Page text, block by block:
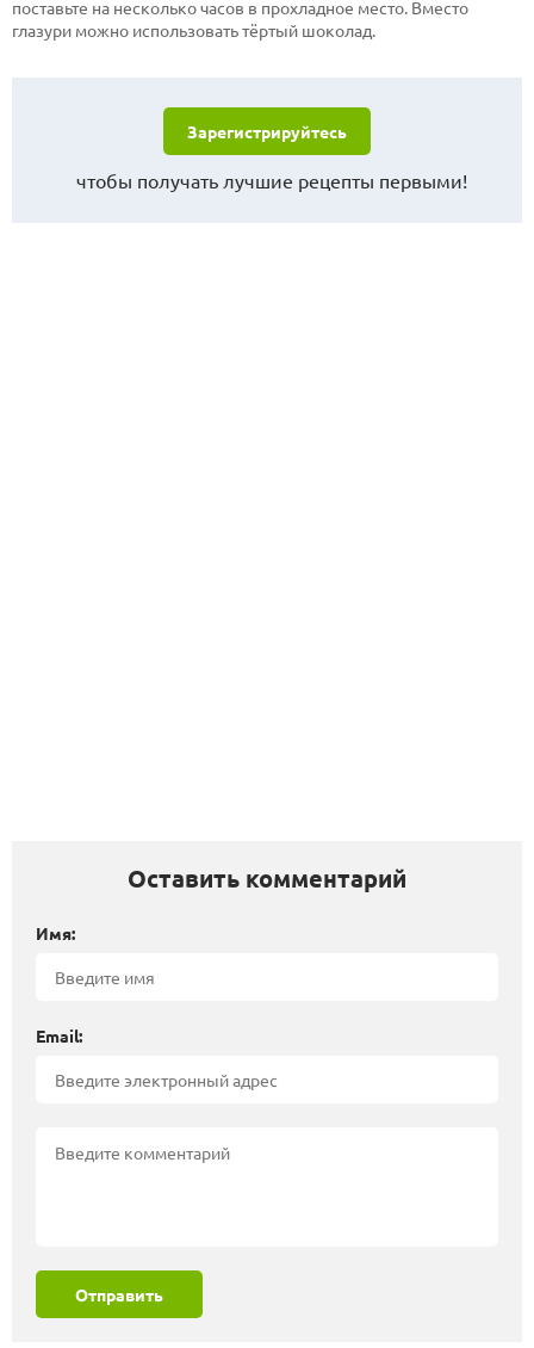
поставьте на несколько часов в прохладное место. Вместо
глазури можно использовать тёртый шоколад.
Зарегистрируйтесь
чтобы получать лучшие рецепты первыми!
Оставить комментарий
Имя:
Email:
Отправить